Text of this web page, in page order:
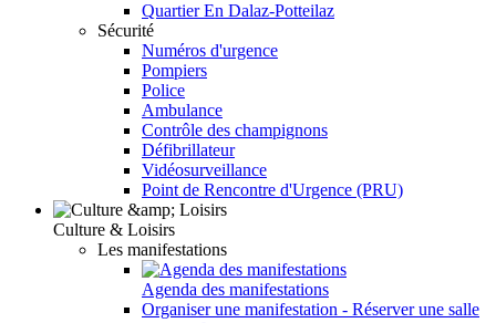
Quartier En Dalaz-Potteilaz
Sécurité
Numéros d'urgence
Pompiers
Police
Ambulance
Contrôle des champignons
Défibrillateur
Vidéosurveillance
Point de Rencontre d'Urgence (PRU)
Culture & Loisirs
Les manifestations
Agenda des manifestations
Organiser une manifestation - Réserver une salle